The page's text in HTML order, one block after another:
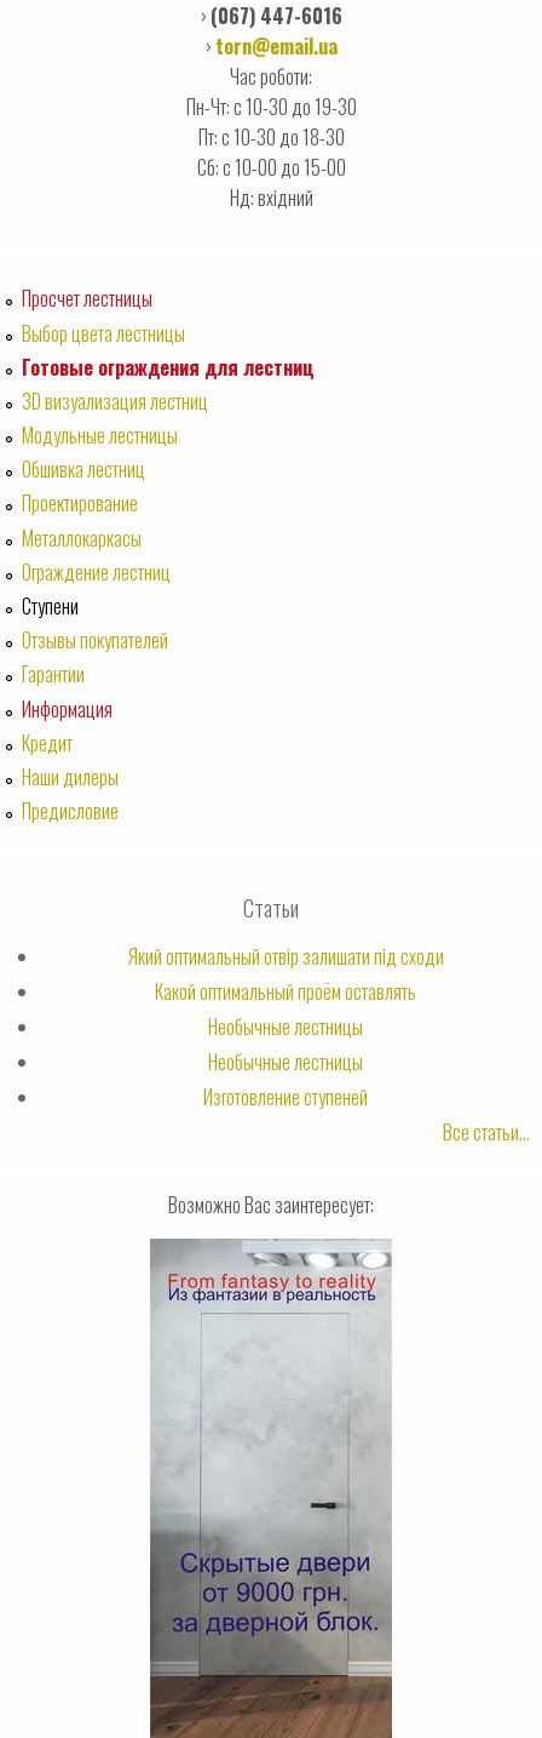
› (067) 447-6016
› torn@email.ua
Час роботи:
Пн-Чт: с 10-30 до 19-30
Пт: с 10-30 до 18-30
Сб: с 10-00 до 15-00
Нд: вхідний
Просчет лестницы
Выбор цвета лестницы
Готовые ограждения для лестниц
3D визуализация лестниц
Модульные лестницы
Обшивка лестниц
Проектирование
Металлокаркасы
Ограждение лестниц
Ступени
Отзывы покупателей
Гарантии
Информация
Кредит
Наши дилеры
Предисловие
Статьи
Який оптимальный отвір залишати під сходи
Какой оптимальный проём оставлять
Необычные лестницы
Необычные лестницы
Изготовление ступеней
Все статьи...
Возможно Вас заинтересует: